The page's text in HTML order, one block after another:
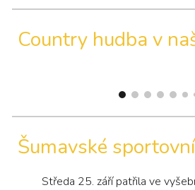
Country hudba v
Šumavské
Středa 25. září patřila ve